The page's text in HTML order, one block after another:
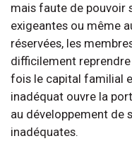
mais faute de pouvoir
exigeantes ou même
réservées, les
difficilement
fois le capital familial
inadéquat ouvre la
au développement de
inadéquates.